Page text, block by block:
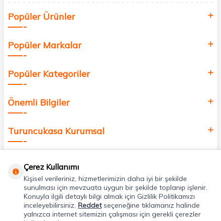
değer katmak için bize katılın!
Popüler Ürünler
Popüler Markalar
Popüler Kategoriler
Önemli Bilgiler
Turuncukasa Kurumsal
Uygulamalarımız
Adres & İletişim
Çerez Kullanımı
Kişisel verileriniz, hizmetlerimizin daha iyi bir şekilde
sunulması için mevzuata uygun bir şekilde toplanıp işlenir.
Konuyla ilgili detaylı bilgi almak için Gizlilik Politikamızı
inceleyebilirsiniz. Reddetseçeneğine tıklamanız halinde
yalnızca internet sitemizin çalışması için gerekli çerezler